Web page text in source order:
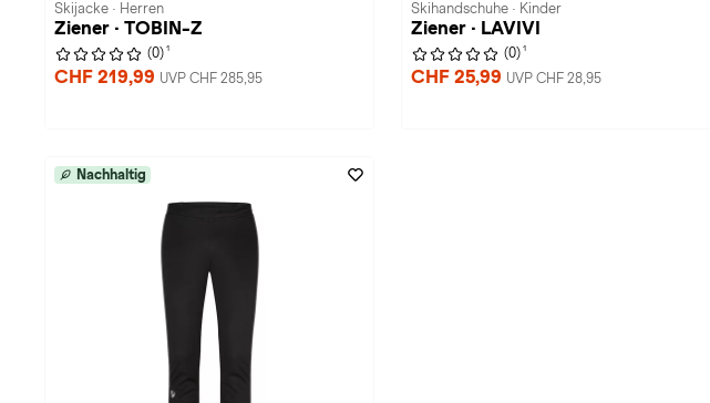
Skijacke · Herren
Ziener · TOBIN-Z
(0) 1
CHF 219,99 UVP CHF 285,95
Skihandschuhe · Kinder
Ziener · LAVIVI
(0) 1
CHF 25,99 UVP CHF 28,95
Nachhaltig